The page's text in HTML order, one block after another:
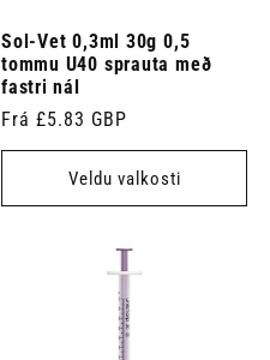
Sol-Vet 0,3ml 30g 0,5
tommu U40 sprauta með
fastri nál
Venjulegt
verð
Frá £5.83 GBP
Veldu valkosti